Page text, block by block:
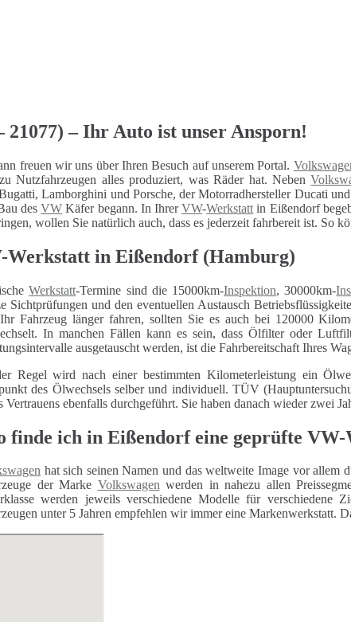
– Ihr Auto ist unser Ansporn!
freuen wir uns über Ihren Besuch auf unserem Portal.
Nutzfahrzeugen alles produziert, was Räder hat. Neben
Lamborghini und Porsche, der Motorradhersteller Ducati
desVW Käfer begann. In IhrerVW-Werkstatt in Eißendorf
wollen Sie natürlich auch, dass es jederzeit fahrbereit ist. So
Werkstatt in Eißendorf (Hamburg)
Werkstatt-Termine sind die 15000km-Inspektion, 30000km-
Sichtprüfungen und den eventuellen Austausch
Fahrzeug länger fahren, sollten Sie es auch bei 120000
In manchen Fällen kann es sein, dass Ölfilter oder
ausgetauscht werden, ist die Fahrbereitschaft Ihres
Regel wird nach einer bestimmten Kilometerleistung ein
des Ölwechsels selber und individuell. TÜV
Vertrauens ebenfalls durchgeführt. Sie haben danach wieder zwei
finde ich in Eißendorf eine geprüfte
hat sich seinen Namen und das weltweite Image vor allem
der Marke Volkswagenwerden in nahezu allen
werden jeweils verschiedene Modelle für verschiedene
unter 5 Jahren empfehlen wir immer eine Markenwerkstatt.